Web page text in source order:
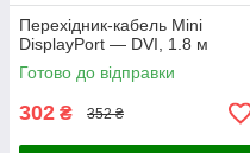
Перехідник-кабель Mini
DisplayPort — DVI, 1.8 м
Готово до відправки
302 ₴ 352 ₴